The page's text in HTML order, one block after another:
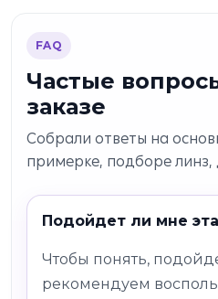
FAQ
Частые
заказе
Собрали ответы на
примерке, подборе линз,
Подойдет ли мне
Чтобы понять,
рекомендуем